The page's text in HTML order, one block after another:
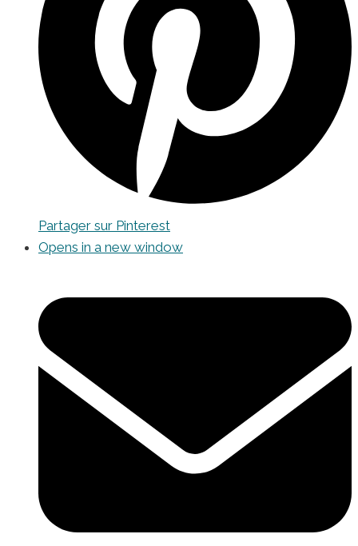
Partager sur Pinterest
Opens in a new window